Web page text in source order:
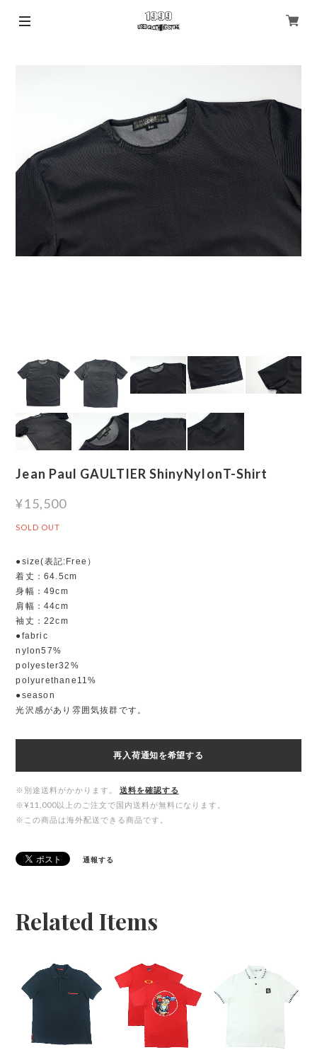
Jean Paul GAULTIER ShinyNylonT-Shirt
¥15,500
SOLD OUT
●size(表記:Free）
着丈：64.5cm
身幅：49cm
肩幅：44cm
袖丈：22cm
●fabric
nylon57%
polyester32%
polyurethane11%
●season
光沢感があり雰囲気抜群です。
再入荷通知を希望する
※別途送料がかかります。
送料を確認する
※¥11,000以上のご注文で国内送料が無料になります。
※この商品は海外配送できる商品です。
通報する
Related Items